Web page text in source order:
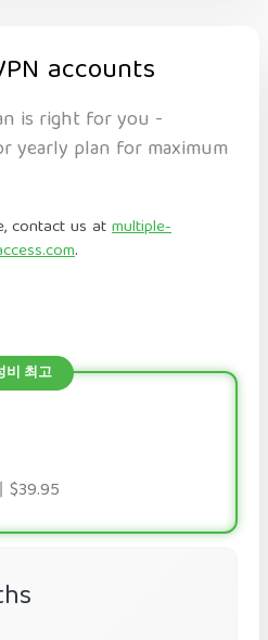
accounts
is right for you -
yearly plan for maximum
contact us atmultiple-
.
$39.95